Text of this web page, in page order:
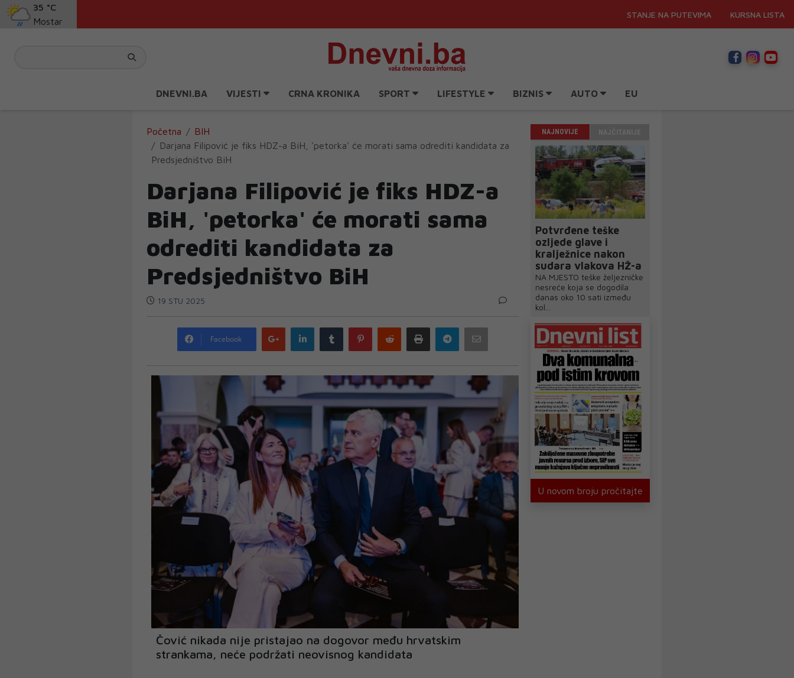
35 °C
Mostar
STANJE NA PUTEVIMA KURSNA LISTA
DNEVNI.BA VIJESTI CRNA KRONIKA SPORT LIFESTYLE BIZNIS AUTO EU
Početna
BIH
Darjana Filipović je fiks HDZ-a BiH, 'petorka' će morati sama odrediti kandidata za
Predsjedništvo BiH
Darjana Filipović je fiks HDZ-a
BiH, 'petorka' će morati sama
odrediti kandidata za
Predsjedništvo BiH
19 STU 2025
Facebook
Google
plus
LinkedIn Tumblr PinterestReddit Print Telegram
Čović nikada nije pristajao na dogovor među hrvatskim
strankama, neće podržati neovisnog kandidata
NAJNOVIJE
Potvrđene teške
ozljede glave i
kralježnice nakon
sudara vlakova HŽ-a
NA MJESTO teške željezničke
nesreće koja se dogodila
danas oko 10 sati između
kol...
U novom broju pročitajte